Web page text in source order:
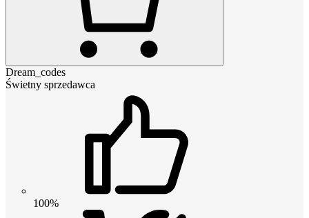
Dream_codes
Świetny sprzedawca
100%